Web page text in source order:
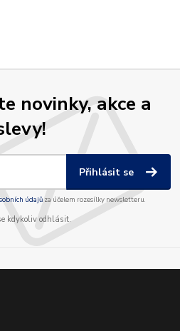
novinky, akce a
Přihlásit se
údajůza účelem rozesílky newsletteru.
kdykoliv odhlásit.